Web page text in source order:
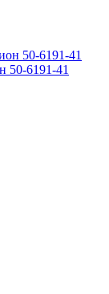
50-6191-41